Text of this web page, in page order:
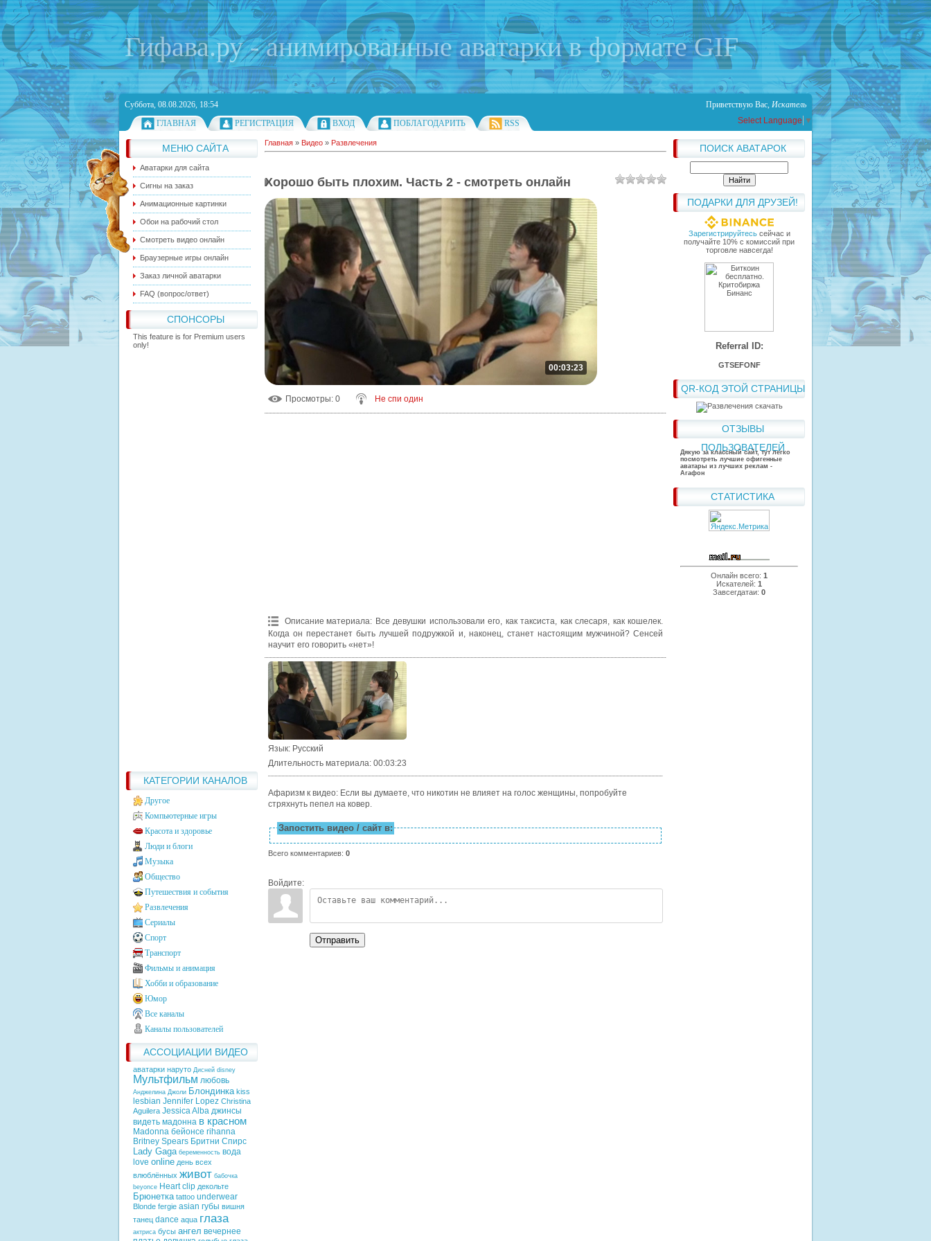
Гифава.ру - анимированные аватарки в формате GIF
Суббота, 08.08.2026, 18:54 Приветствую Вас, Искатель
ГЛАВНАЯ
РЕГИСТРАЦИЯ ВХОД ПОБЛАГОДАРИТЬ RSS Select Language ▼
МЕНЮ САЙТА
Аватарки для сайта
Сигны на заказ
Анимационные картинки
Обои на рабочий стол
Смотреть видео онлайн
Браузерные игры онлайн
Заказ личной аватарки
FAQ (вопрос/ответ)
СПОНСОРЫ
This feature is for Premium users
only!
КАТЕГОРИИ КАНАЛОВ
Другое
Компьютерные игры
Красота и здоровье
Люди и блоги
Музыка
Общество
Путешествия и события
Развлечения
Сериалы
Спорт
Транспорт
Фильмы и анимация
Хобби и образование
Юмор
Все каналы
Каналы пользователей
АССОЦИАЦИИ ВИДЕО
аватарки наруто Дисней disney
Мультфильм любовь
Анджелина Джоли Блондинка kiss
lesbian Jennifer Lopez Christina
Aguilera Jessica Alba джинсы
видеть мадонна в красном
Madonna бейонсе rihanna
Britney Spears Бритни Спирс
Lady Gaga беременность вода
love online день всех
влюблённых живот бабочка
beyonce Heart clip декольте
Брюнетка tattoo underwear
Blonde fergie asian губы вишня
танец dance aqua глаза
актриса бусы ангел вечернее
ПОИСК АВАТАРОК
ПОДАРКИ ДЛЯ ДРУЗЕЙ!
Зарегистрируйтесьсейчас и
получайте 10% с комиссий при
торговле навсегда!
Referral ID:
GTSEFONF
QR-КОД ЭТОЙ СТРАНИЦЫ
ОТЗЫВЫ
ПОЛЬЗОВАТЕЛЕЙ
Дякую за классный сайт, тут легко
посмотреть лучшие офигенные
аватары из лучших реклам -
Агафон
СТАТИСТИКА
Онлайн всего: 1
Искателей: 1
Завсегдатаи: 0
Главная » Видео » Развлечения
Хорошо быть плохим. Часть 2 - смотреть онлайн
00:03:23
Просмотры: 0 Не спи один
Описание материала: Все девушки использовали его, как таксиста, как слесаря, как кошелек.
Когда он перестанет быть лучшей подружкой и, наконец, станет настоящим мужчиной? Сенсей
научит его говорить «нет»!
Язык: Русский
Длительность материала: 00:03:23
Афаризм к видео: Если вы думаете, что никотин не влияет на голос женщины, попробуйте
стряхнуть пепел на ковер.
Запостить видео / сайт в:
Всего комментариев: 0
Войдите:
Отправить